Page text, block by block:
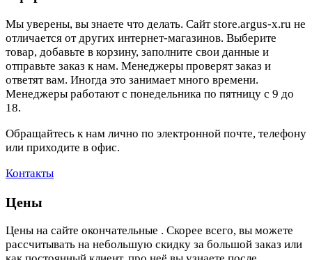
Мы уверены, вы знаете что делать. Сайт store.argus-x.ru не
отличается от других интернет-магазинов. Выберите
товар, добавьте в корзину, заполните свои данные и
отправьте заказ к нам. Менеджеры проверят заказ и
ответят вам. Иногда это занимает много времени.
Менеджеры работают с понедельника по пятницу с 9 до
18.
Обращайтесь к нам лично по электронной почте, телефону
или приходите в офис.
Контакты
Цены
Цены на сайте окончательные . Скорее всего, вы можете
рассчитывать на небольшую скидку за большой заказ или